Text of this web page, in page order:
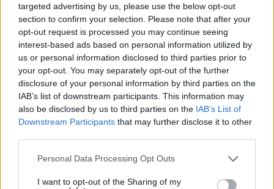
targeted advertising by us, please use the below opt-out
section to confirm your selection. Please note that after your
opt-out request is processed you may continue seeing
interest-based ads based on personal information utilized by
us or personal information disclosed to third parties prior to
your opt-out. You may separately opt-out of the further
disclosure of your personal information by third parties on the
IAB’s list of downstream participants. This information may
also be disclosed by us to third parties on the IAB’s List of
Downstream Participants that may further disclose it to other
Please note that this website/app uses one or more Google
not limited to your visit or usage behaviour. You may click to
Personal Data Processing Opt Outs
I want to opt-out of the Sharing of my
EMAIL
ΣΧΌΛΙΟ *